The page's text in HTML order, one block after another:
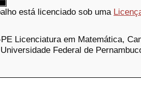
está licenciado sob uma